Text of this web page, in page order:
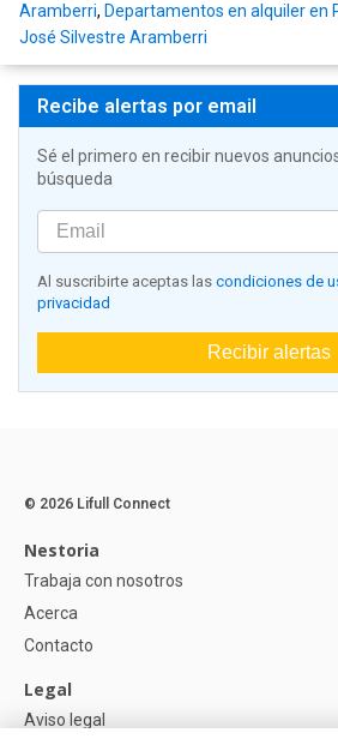
Aramberri, Departamentos en alquiler en
José Silvestre Aramberri
Recibe alertas por email
Sé el primero en recibir nuevos
búsqueda
Al suscribirte aceptas las condiciones de
privacidad
Recibir alertas
© 2026 Lifull Connect
Nestoria
Trabaja con nosotros
Acerca
Contacto
Legal
Aviso legal